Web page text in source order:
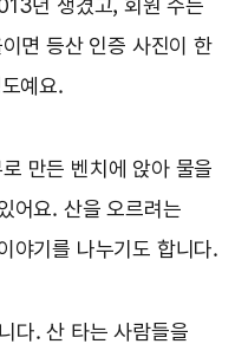
년 생겼고, 회원 수는
면 등산 인증 사진이 한
예요.
만든 벤치에 앉아 물을
어요. 산을 오르려는
야기를 나누기도 합니다.
다. 산 타는 사람들을